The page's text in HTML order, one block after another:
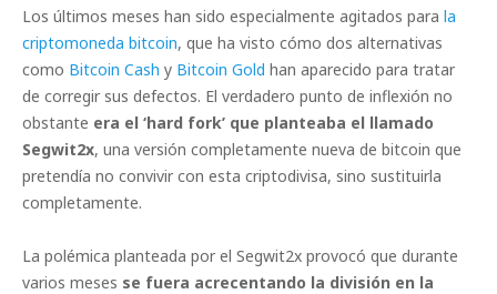
Los últimos meses han sido especialmente agitados para la
criptomoneda bitcoin, que ha visto cómo dos alternativas
como Bitcoin Cash y Bitcoin Gold han aparecido para tratar
de corregir sus defectos. El verdadero punto de inflexión no
obstante era el ‘hard fork’ que planteaba el llamado
Segwit2x, una versión completamente nueva de bitcoin que
pretendía no convivir con esta criptodivisa, sino sustituirla
completamente.
La polémica planteada por el Segwit2x provocó que durante
varios meses se fuera acrecentando la división en la